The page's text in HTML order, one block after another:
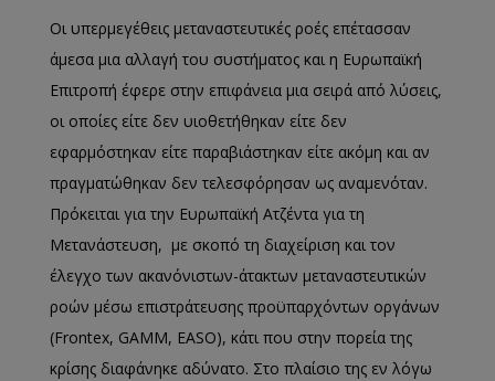
Οι υπερμεγέθεις μεταναστευτικές ροές επέτασσαν
άμεσα μια αλλαγή του συστήματος και η Ευρωπαϊκή
Επιτροπή έφερε στην επιφάνεια μια σειρά από λύσεις,
οι οποίες είτε δεν υιοθετήθηκαν είτε δεν
εφαρμόστηκαν είτε παραβιάστηκαν είτε ακόμη και αν
πραγματώθηκαν δεν τελεσφόρησαν ως αναμενόταν.
Πρόκειται για την Ευρωπαϊκή Ατζέντα για τη
Μετανάστευση, με σκοπό τη διαχείριση και τον
έλεγχο των ακανόνιστων-άτακτων μεταναστευτικών
ροών μέσω επιστράτευσης προϋπαρχόντων οργάνων
(Frontex, GAMM, EASO), κάτι που στην πορεία της
κρίσης διαφάνηκε αδύνατο. Στο πλαίσιο της εν λόγω